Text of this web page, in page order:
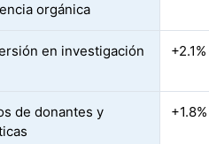
orgánica
en investigación
+2.1%
de donantes y
+1.8%